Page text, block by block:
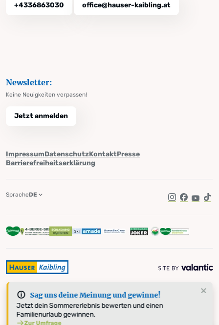
Sag uns deine Meinung und gewinne!
Jetzt dein Sommererlebnis bewerten und einen
Familienurlaub gewinnen.
Zur Umfrage
+4336863030 office@hauser-kaibling.at
Newsletter:
Keine Neuigkeiten verpassen!
Jetzt anmelden
ImpressumDatenschutzKontaktPresse
Barrierefreiheitserklärung
Instagram
Facebook
SpracheDE